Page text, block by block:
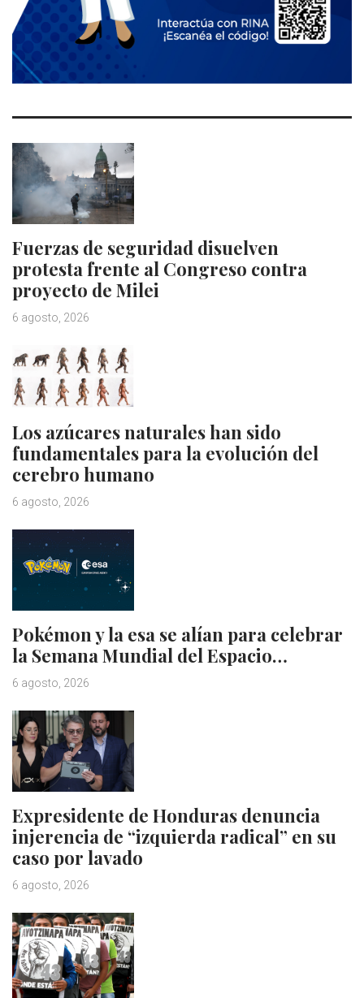
Fuerzas de seguridad disuelven
protesta frente al Congreso contra
proyecto de Milei
6 agosto, 2026
Los azúcares naturales han sido
fundamentales para la evolución del
cerebro humano
6 agosto, 2026
Pokémon y la esa se alían para celebrar
la Semana Mundial del Espacio…
6 agosto, 2026
Expresidente de Honduras denuncia
injerencia de “izquierda radical” en su
caso por lavado
6 agosto, 2026